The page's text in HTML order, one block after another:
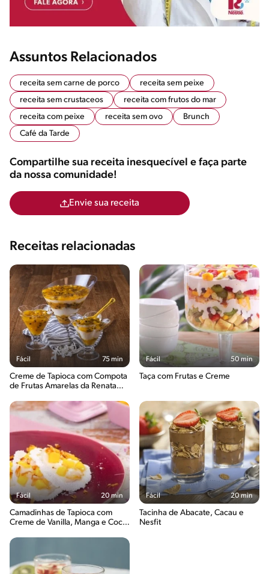
Assuntos Relacionados
receita sem carne de porco
receita sem peixe
receita sem crustaceos
receita com frutos do mar
receita com peixe
receita sem ovo
Brunch
Café da Tarde
Compartilhe sua receita inesquecível e faça parte
da nossa comunidade!
Envie sua receita
Receitas relacionadas
Fácil 75 min
Creme de Tapioca com Compota
de Frutas Amarelas da Renata
Fácil 50 min
Taça com Frutas e Creme
Fácil 20 min
Camadinhas de Tapioca com
Creme de Vanilla, Manga e Coco
Fácil 20 min
Tacinha de Abacate, Cacau e
Nesfit